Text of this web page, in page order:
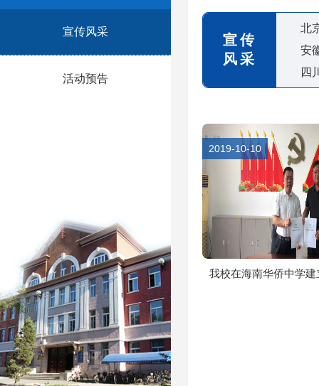
宣传风采
活动预告
宣传
风采
北
安
四
我校在海南华侨中学
2019-10-10